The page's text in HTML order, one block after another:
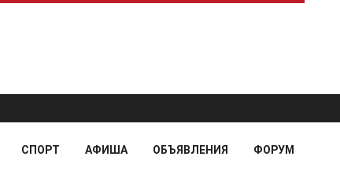
СПОРТ АФИША ОБЪЯВЛЕНИЯ ФОРУМ